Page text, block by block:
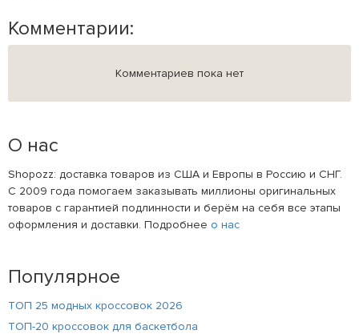
Комментарии:
Комментариев пока нет
О нас
Shopozz: доставка товаров из США и Европы в Россию и СНГ.
С 2009 года помогаем заказывать миллионы оригинальных
товаров с гарантией подлинности и берём на себя все этапы
оформления и доставки. Подробнее о нас
Популярное
ТОП 25 модных кроссовок 2026
ТОП-20 кроссовок для баскетбола